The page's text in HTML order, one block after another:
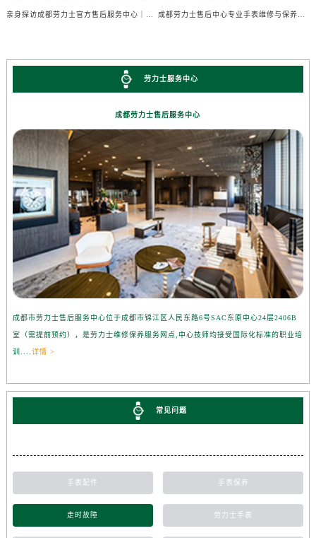
劳力士服务中心
成都劳力士售后服务中心
成都市劳力士售后服务中心位于成都市锦江区人民东路6号SAC东原中心24层2406B
室（需提前预约），是劳力士维修保养服务网点,中心技师均接受国际化标准的职业培
训.... 详情 >
常见问题
手表配件 手表保养
走时故障 劳力士手表